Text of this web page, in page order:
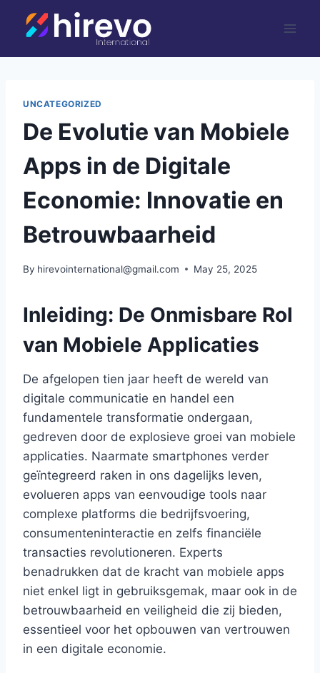
UNCATEGORIZED
De Evolutie van Mobiele
Apps in de Digitale
Economie: Innovatie en
Betrouwbaarheid
By hirevointernational@gmail.com May 25, 2025
Inleiding: De Onmisbare Rol
van Mobiele Applicaties
De afgelopen tien jaar heeft de wereld van
digitale communicatie en handel een
fundamentele transformatie ondergaan,
gedreven door de explosieve groei van mobiele
applicaties. Naarmate smartphones verder
geïntegreerd raken in ons dagelijks leven,
evolueren apps van eenvoudige tools naar
complexe platforms die bedrijfsvoering,
consumenteninteractie en zelfs financiële
transacties revolutioneren. Experts
benadrukken dat de kracht van mobiele apps
niet enkel ligt in gebruiksgemak, maar ook in de
betrouwbaarheid en veiligheid die zij bieden,
essentieel voor het opbouwen van vertrouwen
in een digitale economie.